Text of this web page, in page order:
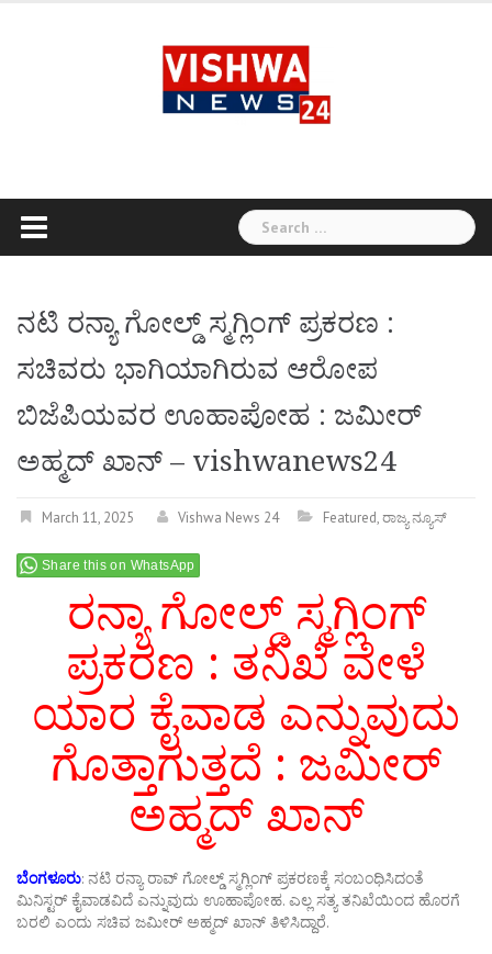
Search
for:
ನಟಿ ರನ್ಯಾ ಗೋಲ್ಡ್ ಸ್ಮಗ್ಲಿಂಗ್ ಪ್ರಕರಣ :
ಸಚಿವರು ಭಾಗಿಯಾಗಿರುವ ಆರೋಪ
ಬಿಜೆಪಿಯವರ ಊಹಾಪೋಹ : ಜಮೀರ್
ಅಹ್ಮದ್ ಖಾನ್ – vishwanews24
March 11, 2025 Vishwa News 24 Featured,ರಾಜ್ಯ ನ್ಯೂಸ್
Share this on WhatsApp
ರನ್ಯಾ ಗೋಲ್ಡ್ ಸ್ಮಗ್ಲಿಂಗ್
ಪ್ರಕರಣ : ತನಿಖೆ ವೇಳೆ
ಯಾರ ಕೈವಾಡ ಎನ್ನುವುದು
ಗೊತ್ತಾಗುತ್ತದೆ : ಜಮೀರ್
ಅಹ್ಮದ್ ಖಾನ್
ಬೆಂಗಳೂರು: ನಟಿ ರನ್ಯಾ ರಾವ್ ಗೋಲ್ಡ್ ಸ್ಮಗ್ಲಿಂಗ್ ಪ್ರಕರಣಕ್ಕೆ ಸಂಬಂಧಿಸಿದಂತೆ
ಮಿನಿಸ್ಟರ್ ಕೈವಾಡವಿದೆ ಎನ್ನುವುದು ಊಹಾಪೋಹ. ಎಲ್ಲ ಸತ್ಯ ತನಿಖೆಯಿಂದ ಹೊರಗೆ
ಬರಲಿ ಎಂದು ಸಚಿವ ಜಮೀರ್ ಅಹ್ಮದ್ ಖಾನ್ ತಿಳಿಸಿದ್ದಾರೆ.